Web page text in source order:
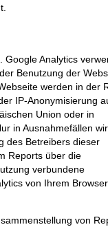
Google Analytics
Benutzung der
werden in der
IP-Anonymisierung
Union oder in
in Ausnahmefällen
des Betreibers dieser
Reports über die
verbundene
von Ihrem Browser
von